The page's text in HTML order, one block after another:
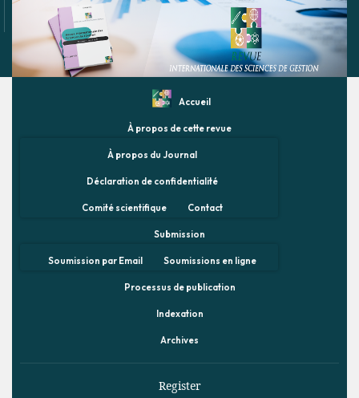
Accueil
À propos de cette revue
À propos du Journal
Déclaration de confidentialité
Comité scientifique Contact
Submission
Soumission par Email Soumissions en ligne
Processus de publication
Indexation
Archives
Register